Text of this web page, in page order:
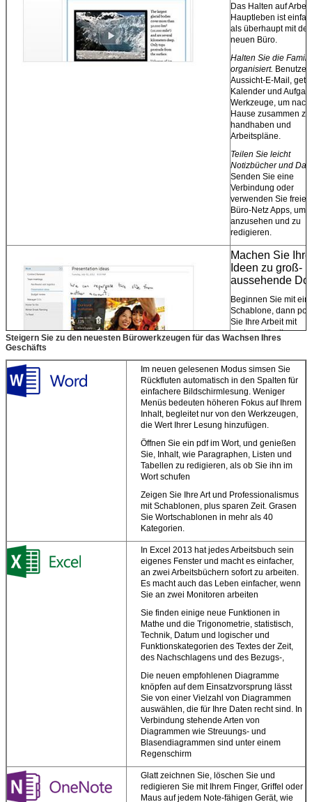
Das Halten auf
Hauptleben ist
als überhaupt mit
neuen Büro.
Halten Sie die
organisiert.
Aussicht-E-Mail,
Kalender und
Werkzeuge, um nach
Hause zusammen zu
handhaben und
Arbeitspläne.
Teilen Sie leicht
Notizbücher und
Senden Sie eine
Verbindung oder
verwenden Sie freies
Büro-Netz Apps, um
anzusehen und zu
redigieren.
Machen Sie Ihre
Ideen zu groß-
aussehende
Beginnen Sie mit
Schablone, dann
Sie Ihre Arbeit mit
sachverständigen
Werkzeugen.
Bearbeiten Sie die
die Sie wünschen
Nehmen Sie Ihre
unter Verwendung
Tastatur, des Stiftes
des mit
Berührungseingabe
Bildschirms
Arbeiten Sie leicht mit
Medien.Drag &
Medien in Dateien
Zuginhalt von PDFs
gerade in Wort.
Büro
Schaffen Sie
und Berufs-
Dokument-ob Sie an
unterwegs sind.
Ihre
durchstreifen mit
Unterzeichnen Sie
zu Ihrem Konto und
Sie Ihr Arbeitsrecht
wohin Sie weg
Speichern Sie
der Wolke.
Ihre Dokumente zu
Dateien immer
Steigern Sie zu den neuesten Bürowerkzeugen für das Wachsen Ihres
Geschäfts
Im neuen gelesenen Modus simsen Sie
Rückfluten automatisch in den Spalten für
einfachere Bildschirmlesung. Weniger
Menüs bedeuten höheren Fokus auf Ihrem
Inhalt, begleitet nur von den Werkzeugen,
die Wert Ihrer Lesung hinzufügen.
Öffnen Sie ein pdf im Wort, und genießen
Sie, Inhalt, wie Paragraphen, Listen und
Tabellen zu redigieren, als ob Sie ihn im
Wort schufen
Zeigen Sie Ihre Art und Professionalismus
mit Schablonen, plus sparen Zeit. Grasen
Sie Wortschablonen in mehr als 40
Kategorien.
In Excel 2013 hat jedes Arbeitsbuch sein
eigenes Fenster und macht es einfacher,
an zwei Arbeitsbüchern sofort zu arbeiten.
Es macht auch das Leben einfacher, wenn
Sie an zwei Monitoren arbeiten
Sie finden einige neue Funktionen in
Mathe und die Trigonometrie, statistisch,
Technik, Datum und logischer und
Funktionskategorien des Textes der Zeit,
des Nachschlagens und des Bezugs-,
Die neuen empfohlenen Diagramme
knöpfen auf dem Einsatzvorsprung lässt
Sie von einer Vielzahl von Diagrammen
auswählen, die für Ihre Daten recht sind. In
Verbindung stehende Arten von
Diagrammen wie Streuungs- und
Blasendiagrammen sind unter einem
Regenschirm
Glatt zeichnen Sie, löschen Sie und
redigieren Sie mit Ihrem Finger, Griffel oder
Maus auf jedem Note-fähigen Gerät, wie